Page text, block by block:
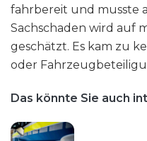
fahrbereit und musste
Sachschaden wird auf
geschätzt. Es kam zu
oder
Das könnte Sie auch